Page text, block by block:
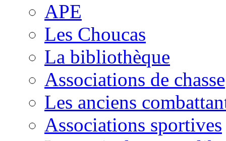
APE
Les Choucas
La bibliothèque
Associations de chasse
Les anciens
Associations sportives